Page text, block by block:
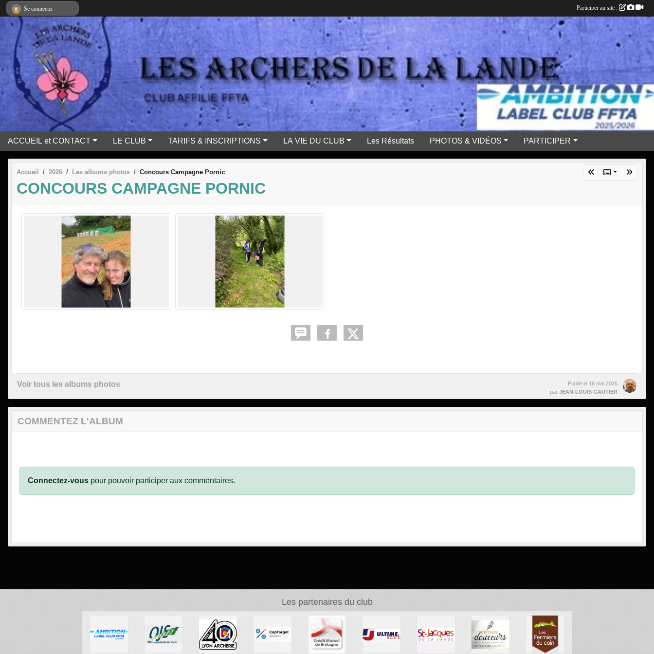
ACCUEIL et CONTACT LE CLUB TARIFS & INSCRIPTIONS LA VIE DU CLUB Les Résultats PHOTOS & VIDÉOS PARTICIPER
Accueil 2026 Les albums photos Concours Campagne Pornic
CONCOURS CAMPAGNE PORNIC
Voir tous les albums photos Publié le 16 mai 2026
par JEAN-LOUIS GAUTIER
COMMENTEZ L'ALBUM
Connectez-vous pour pouvoir participer aux commentaires.
Les partenaires du club
Se connecter Participer au site :
Panneau de gestion des cookies